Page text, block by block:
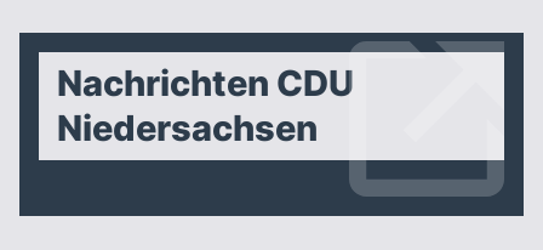
Nachrichten CDU
Niedersachsen